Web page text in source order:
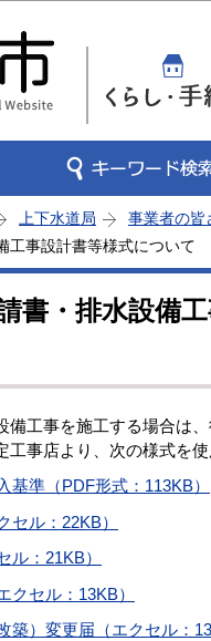
上下水道局 事業者の皆
工事設計書等様式について
書・排水設備
工事を施工する場合は
事店より、次の様式を使
準（PDF形式：113KB）
セル：22KB）
ル：21KB）
クセル：13KB）
）変更届（エクセル：